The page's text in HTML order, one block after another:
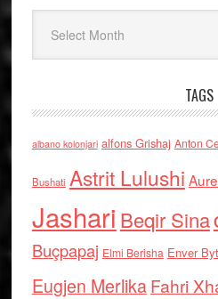
TAGS
albano kolonjari alfons Grishaj Anton
Bushati Astrit Lulushi
Jashari Beqir Sina
Buçpapaj Elmi Berisha Enver
Eugjen MerlikaFahri